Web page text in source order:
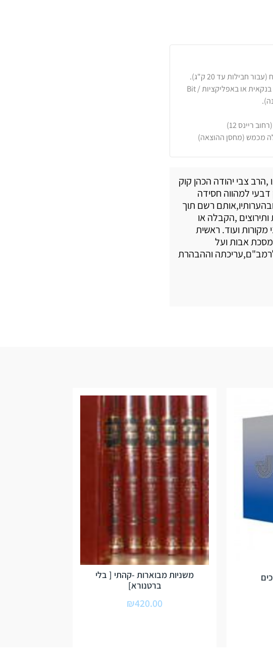
כרטיסי אשראי, PayPal, העברה בנקאית או באפליקציות Bit /
ריינס 12)
מכמש (מחסן ההוצאה)
,הרב צבי יהודה הכהן קוק
למהווה חסידה
רשם תוך
ותירוצים ,הקבלה או
מקורות ועוד. ראשית
אבות ועל
וההבהרת
משניות מבוארות -קהתי [ בלי
ברטנורא]
₪420.00